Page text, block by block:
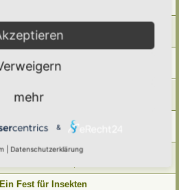
«Do 15. Feb 2024, 18:04
«Do 15. Feb 2024, 18:03
« Do 15. Feb 2024, 18:02
«Do 15. Feb 2024, 18:01
Fest für Insekten
mehr
&
Datenschutzerklärung